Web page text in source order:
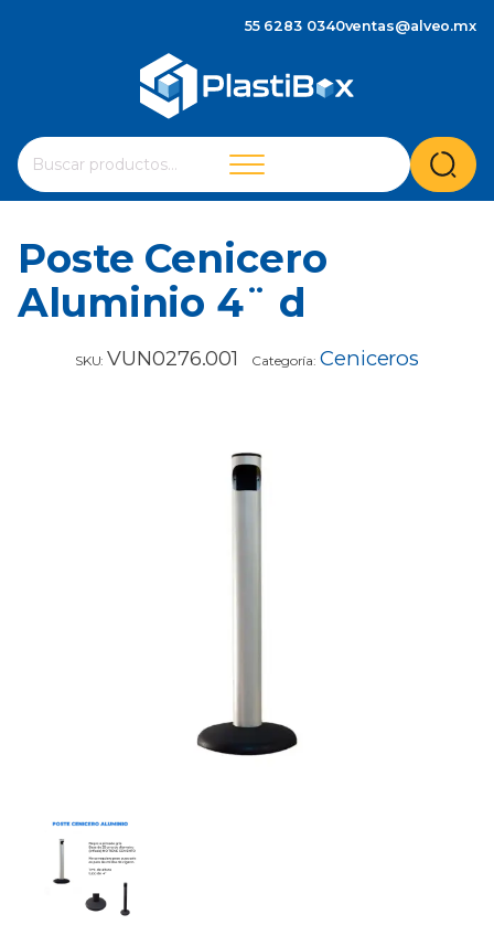
55 6283 0340ventas@alveo.mx
Buscar
por:
Cuando hay resultados autocompletados, puedes
Poste Cenicero
Aluminio 4¨ d
SKU: VUN0276.001 Categoría:Ceniceros